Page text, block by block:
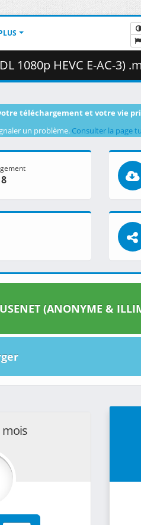
E-AC-3) .mkv.002 (
téléchargement et votre vie
un problème. Consulter la page
(ANONYME &
mois